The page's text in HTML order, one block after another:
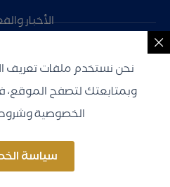
الأخبار
سياسة
جميع الحقوق
نحن نستخدم ملفات تعريف
وبمتابعتك لتصفح
الخصوصية
سياسة